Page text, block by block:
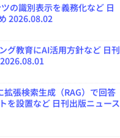
の識別表示を義務化など 日
2026.08.02
グ教育にAI活用方針など 日刊
張検索生成（RAG）で回答
を設置など 日刊出版ニュース